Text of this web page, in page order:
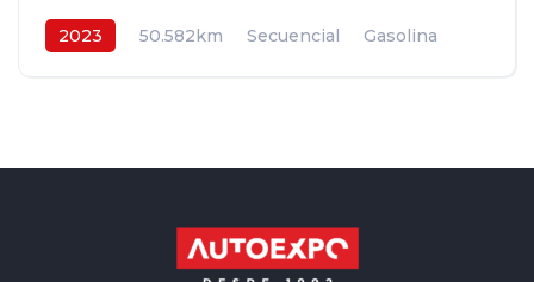
2023 50.582km Secuencial
Gasolina